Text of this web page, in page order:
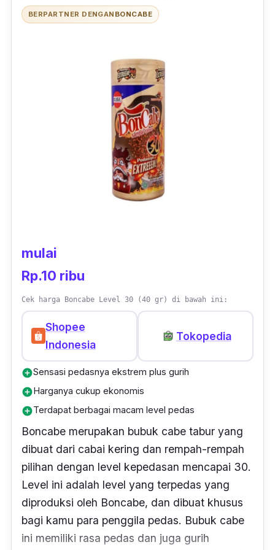
BERPARTNER DENGAN BONCABE
mulai
Rp.10 ribu
Cek harga Boncabe Level 30 (40 gr) di bawah ini:
Shopee
Indonesia
Tokopedia
add_circleSensasi pedasnya ekstrem plus gurih
add_circleHarganya cukup ekonomis
add_circleTerdapat berbagai macam level pedas
Boncabe merupakan bubuk cabe tabur yang
dibuat dari cabai kering dan rempah-rempah
pilihan dengan level kepedasan mencapai 30.
Level ini adalah level yang terpedas yang
diproduksi oleh Boncabe, dan dibuat khusus
bagi kamu para penggila pedas. Bubuk cabe
ini memiliki rasa pedas dan juga gurih